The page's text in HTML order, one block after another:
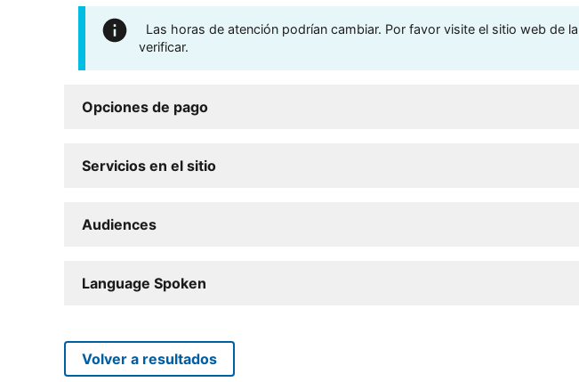
Las horas de atención podrían cambiar. Por favor visite el sitio web de
verificar.
Opciones de pago
Servicios en el sitio
Audiences
Language Spoken
Volver a resultados